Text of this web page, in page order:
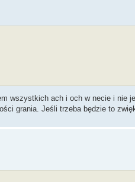
wszystkich ach i och w necie i
grania. Jeśli trzeba będzie to